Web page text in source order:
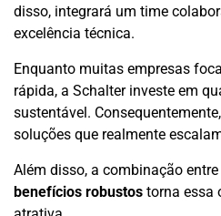
disso, integrará um time
excelência técnica.
Enquanto muitas empresas
rápida, a Schalter investe em
sustentável.
soluções que realmente
Além disso, a combinação entre
benefícios robustos torna essa